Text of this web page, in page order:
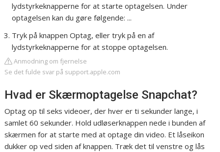
lydstyrkeknapperne for at starte optagelsen. Under
optagelsen kan du gøre følgende: ...
Tryk på knappen Optag, eller tryk på en af
lydstyrkeknapperne for at stoppe optagelsen.
Anmodning om fjernelse
Se det fulde svar på support.apple.com
Hvad er Skærmoptagelse Snapchat?
Optag op til seks videoer, der hver er ti sekunder lange, i
samlet 60 sekunder. Hold udløserknappen nede i bunden af
skærmen for at starte med at optage din video. Et låseikon
dukker op ved siden af knappen. Træk det til venstre og lås